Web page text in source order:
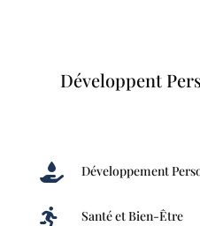
Développent
 Développement
 Santé et Bien-Être